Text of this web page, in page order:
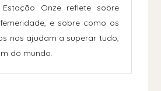
Onze reflete sobre
e sobre como os
nos ajudam a superar tudo,
do mundo.